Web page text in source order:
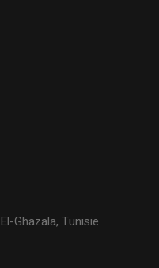
Ghazala, Tunisie.